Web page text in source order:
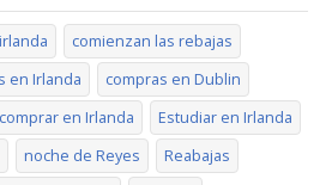
comienzan las rebajas
en Irlanda
compras en Dublin
en Irlanda
Estudiar en Irlanda
noche de Reyes
Reabajas